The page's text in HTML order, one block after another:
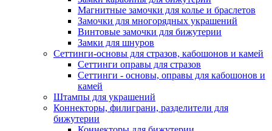
Магнитные замочки для колье и браслетов
Замочки для многорядных украшений
Винтовые замочки для бижутерии
Замки для шнуров
Сеттинги-основы для стразов, кабошонов и камей
Сеттинги оправы для стразов
Сеттинги - основы, оправы для кабошонов и
камей
Штампы для украшений
Коннекторы, филиграни, разделители для
бижутерии